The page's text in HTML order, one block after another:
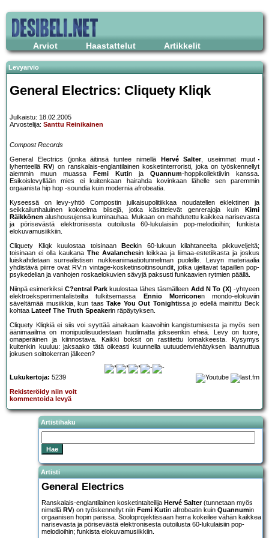
Arviot Haastattelut Artikkelit
Levyarvio
General Electrics: Cliquety Kliqk
Julkaistu: 18.02.2005
Arvostelija: Santtu Reinikainen
Compost Records
General Electrics (jonka äitinsä tuntee nimellä
Hervé Salter, useimmat muut
lyhenteellä RV) on ranskalais-englantilainen kosketinterroristi, joka on työskennellyt
aiemmin muun muassa
Femi Kutin ja Quannum-hoppikollektiivin kanssa.
Esikoislevyllään mies ei kuitenkaan hairahda kovinkaan lähelle sen paremmin
orgaanista hip hop -soundia kuin modernia afrobeatia.
Kyseessä on levy-yhtiö Compostin julkaisupolitiikkaa noudatellen eklektinen ja
seikkailunhaluinen kokoelma biisejä, jotka käsittelevät genrerajoja kuin
Kimi
Räikkönen alushousujensa kuminauhaa. Mukaan on mahdutettu kaikkea narisevasta
ja pörisevästä elektronisesta outoilusta 60-lukulaisiin pop-melodioihin; funkista
elokuvamusiikkiin.
Cliquety Kliqk kuulostaa toisinaan
Beckin 60-lukuun kilahtaneelta pikkuveljeltä;
toisinaan ei olla kaukana The Avalanchesin leikkaa ja liimaa-estetiikasta ja joskus
luiskahdetaan surrealistisen nukkeanimaatiotunnelman puolelle. Levyn materiaalia
yhdistävä piirre ovat RV:n vintage-kosketinsoitinsoundit, jotka ujeltavat tapaillen pop-
psykedelian ja vanhojen roskaelokuvien sävyjä paksusti funkaavien rytmien päällä.
Niinpä esimerkiksi C?entral Park kuulostaa lähes täsmälleen Add N To (X) -yhtyeen
elektroeksperimentalisteilta tulkitsemassa
Ennio Morriconen mondo-elokuviin
säveltämää musiikkia, kun taasTake You Out Tonightissa jo edellä mainittu Beck
kohtaa Lateef The Truth Speakerin räpäytyksen.
Cliquety Kliqkiä ei siis voi syyttää ainakaan kaavoihin kangistumisesta ja myös sen
äänimaailma on monipuolisuudestaan huolimatta jokseenkin eheä. Levy on tuore,
omaperäinen ja kiinnostava. Kaikki boksit on rastitettu lomakkeesta. Kysymys
kuitenkin kuuluu: jaksaako tätä oikeasti kuunnella uutuudenviehätyksen laannuttua
jokusen soittokerran jälkeen?
Lukukertoja: 5239
Rekisteröidy niin voit
kommentoida levyä
Artistihaku
Artisti
General Electrics
Ranskalais-englantilainen kosketintaiteilija Hervé Salter(tunnetaan myös
nimellä RV) on työskennellyt niin Femi Kutin afrobeatin kuin Quannumin
orgaanisen hopin parissa. Sooloprojektissaan herra kokeilee vähän kaikkea
narisevasta ja pörisevästä elektronisesta outoilusta 60-lukulaisiin pop-
melodioihin; funkista elokuvamusiikkiin.